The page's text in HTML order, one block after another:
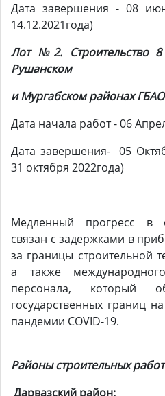
Дата завершения - 08
14.12.2021года)
Лот №2. Строительство
Рушанском
и Мургабском районах ГБАО
Дата начала работ - 06
Дата завершения- 05
31 октября 2022года)
Медленный прогресс в
связан с задержками в
за границы строительной
а также
персонала, который
государственных границ
пандемии COVID-19.
Районы строительных
Дарвазский район: